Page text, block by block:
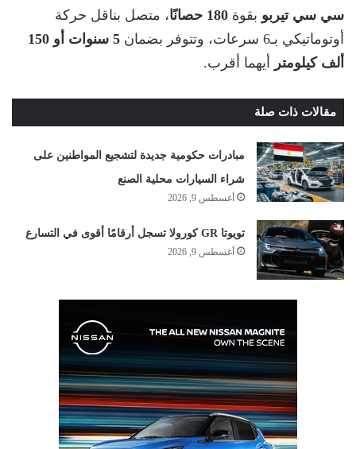
سي سي تيربو بقوة 180 حصانًا
، متصل بناقل حركة
أوتوماتيكي بـ6 سرعات، وتتوفر بضمان
5 سنوات أو 150
ألف كيلومتر أيهما أقرب.
مقالات ذات صلة
مبادرات حكومية جديدة لتشجيع المواطنين على
شراء السيارات محلية الصنع
أغسطس 9, 2026
تويوتا GR كورولا تسجل أرقامًا أقوى في التسارع
أغسطس 9, 2026